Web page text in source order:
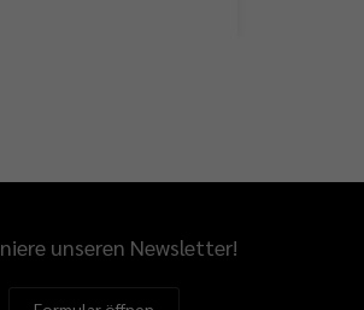
unseren Newsletter!